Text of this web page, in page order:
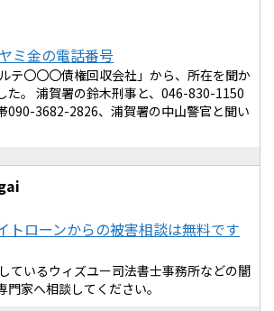
ミ金の電話番号
テ〇〇〇債権回収会社」から、所在を聞か
た。 浦賀署の鈴木刑事と、046-830-1150
090-3682-2826、浦賀署の中山警官と聞い
トローンからの被害相談は無料です
ているウィズユー司法書士事務所などの闇
家へ相談してください。